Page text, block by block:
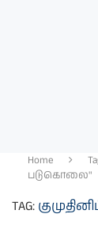
Home
படுகொலை"
TAG: